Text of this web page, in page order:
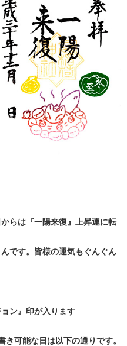
らは『一陽来復』上昇運に転
です。皆様の運気もぐんぐん
ン』印が入ります
可能な日は以下の通りです。